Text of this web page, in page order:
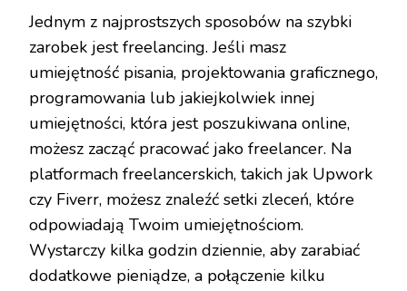
Jednym z najprostszych sposobów na szybki
zarobek jest freelancing. Jeśli masz
umiejętność pisania, projektowania graficznego,
programowania lub jakiejkolwiek innej
umiejętności, która jest poszukiwana online,
możesz zacząć pracować jako freelancer. Na
platformach freelancerskich, takich jak Upwork
czy Fiverr, możesz znaleźć setki zleceń, które
odpowiadają Twoim umiejętnościom.
Wystarczy kilka godzin dziennie, aby zarabiać
dodatkowe pieniądze, a połączenie kilku